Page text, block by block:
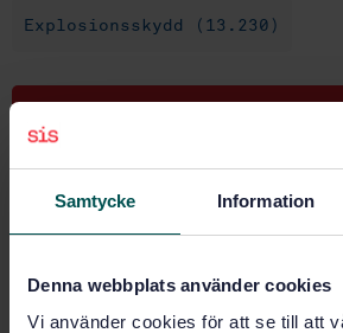
Samtycke Information
Denna webbplats använder cookies
Vi använder cookies för att se till att
Explosionsskydd (13.230)
STANDARD
TEKNISKA RAPPORTER · SIS-CEN/TR
Explosiv atmosfär - Vägledning för
Prenumerera på